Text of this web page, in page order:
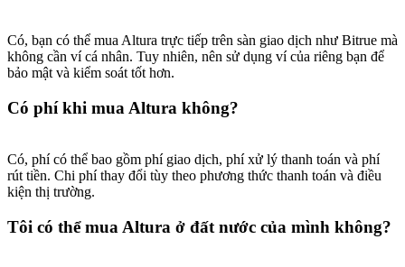
Exclusive for BitMart Users
Precious Metals Trading Carnival
Trade Gold & Silver · 33,333 USDT Bonus
Có, bạn có thể mua Altura trực tiếp trên sàn giao dịch như Bitrue mà
không cần ví cá nhân. Tuy nhiên, nên sử dụng ví của riêng bạn để
bảo mật và kiểm soát tốt hơn.
Có phí khi mua Altura không?
Có, phí có thể bao gồm phí giao dịch, phí xử lý thanh toán và phí
rút tiền. Chi phí thay đổi tùy theo phương thức thanh toán và điều
kiện thị trường.
Tôi có thể mua Altura ở đất nước của mình không?